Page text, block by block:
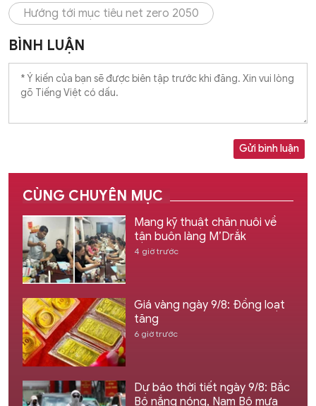
Hướng tới mục tiêu net zero 2050
BÌNH LUẬN
Gửi bình luận
CÙNG CHUYÊN MỤC
Mang kỹ thuật chăn nuôi về
tận buôn làng M’Drắk
4 giờ trước
Giá vàng ngày 9/8: Đồng loạt
tăng
6 giờ trước
Dự báo thời tiết ngày 9/8: Bắc
Bộ nắng nóng, Nam Bộ mưa